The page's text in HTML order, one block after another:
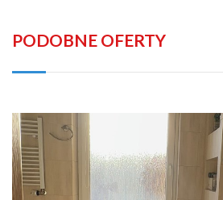
PODOBNE OFERTY